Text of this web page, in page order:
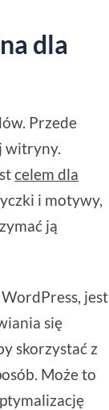
dla
Przede
witryny.
celem dla
i motywy,
ją
jest
się
skorzystać z
Może to